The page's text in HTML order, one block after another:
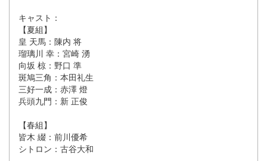
キャスト：
【夏組】
皇 天馬：陳内 将
瑠璃川 幸：宮崎 湧
向坂 椋：野口 準
斑鳩三角：本田礼生
三好一成：赤澤 燈
兵頭九門：新 正俊
【春組】
皆木 綴：前川優希
シトロン：古谷大和